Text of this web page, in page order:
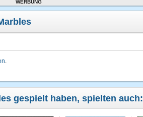
WERBUNG
.
gespielt haben, spielten auch: